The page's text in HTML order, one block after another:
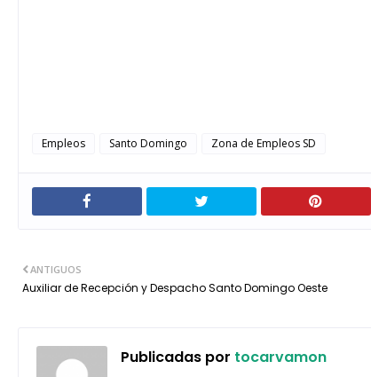
Empleos Santo Domingo Zona de Empleos SD
ANTIGUOS
Auxiliar de Recepción y Despacho Santo Domingo Oeste
Publicadas por tocarvamon